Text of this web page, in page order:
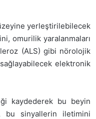
yerleştirilebilecek
omurilik yaralanmaları
(ALS) gibi nörolojik
elektronik
kaydederek bu beyin
bu sinyallerin iletimini